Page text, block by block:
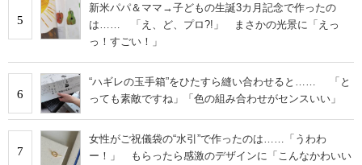
5
新米パパ＆ママ→子どもの生誕3カ月記念で作ったの
は…… 「え、ど、プロ?!」 まさかの光景に「えっ
っ！すごい！」
6
“ハギレの玉手箱”をひたすら縫い合わせると…… 「と
っても素敵ですね」「色の組み合わせがセンスいい」
7
女性がご祝儀袋の“水引”で作ったのは……「うわわ
ー！」 もらったら感激のデザインに「こんなかわいい